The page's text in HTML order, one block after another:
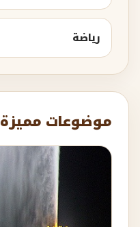
رياضة
موضوعات مميزة